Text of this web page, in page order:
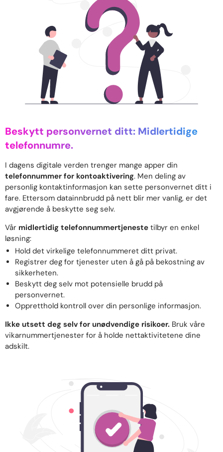
Beskytt personvernet ditt: Midlertidige
telefonnumre.
I dagens digitale verden trenger mange apper din
telefonnummer for kontoaktivering. Men deling av
personlig kontaktinformasjon kan sette personvernet ditt i
fare. Ettersom datainnbrudd på nett blir mer vanlig, er det
avgjørende å beskytte seg selv.
Vår midlertidig telefonnummertjeneste tilbyr en enkel
løsning:
Hold det virkelige telefonnummeret ditt privat.
Registrer deg for tjenester uten å gå på bekostning av
sikkerheten.
Beskytt deg selv mot potensielle brudd på
personvernet.
Oppretthold kontroll over din personlige informasjon.
Ikke utsett deg selv for unødvendige risikoer. Bruk våre
vikarnummertjenester for å holde nettaktivitetene dine
adskilt.